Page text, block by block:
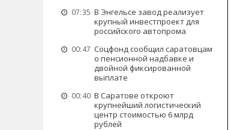
07:35 В Энгельсе завод реализует
крупный инвестпроект для
российского автопрома
00:47 Соцфонд сообщил саратовцам
о пенсионной надбавке и
двойной фиксированной
выплате
00:40 В Саратове откроют
крупнейший логистический
центр стоимостью 6 млрд
рублей